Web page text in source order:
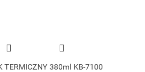
TERMICZNY 380ml KB-7100